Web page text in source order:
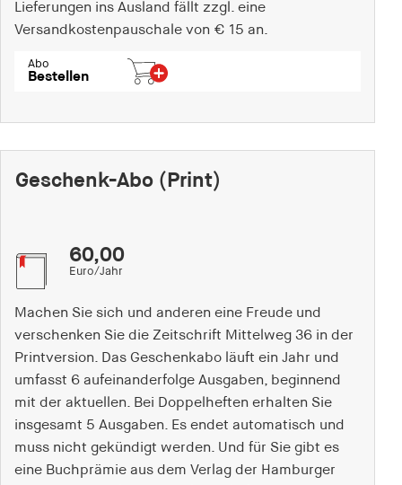
Lieferungen ins Ausland fällt zzgl. eine
Versandkostenpauschale von € 15 an.
Abo
Bestellen
Geschenk-Abo (Print)
60,00
Euro/Jahr
Machen Sie sich und anderen eine Freude und
verschenken Sie die Zeitschrift Mittelweg 36 in der
Printversion. Das Geschenkabo läuft ein Jahr und
umfasst 6 aufeinanderfolge Ausgaben, beginnend
mit der aktuellen. Bei Doppelheften erhalten Sie
insgesamt 5 Ausgaben. Es endet automatisch und
muss nicht gekündigt werden. Und für Sie gibt es
eine Buchprämie aus dem Verlag der Hamburger